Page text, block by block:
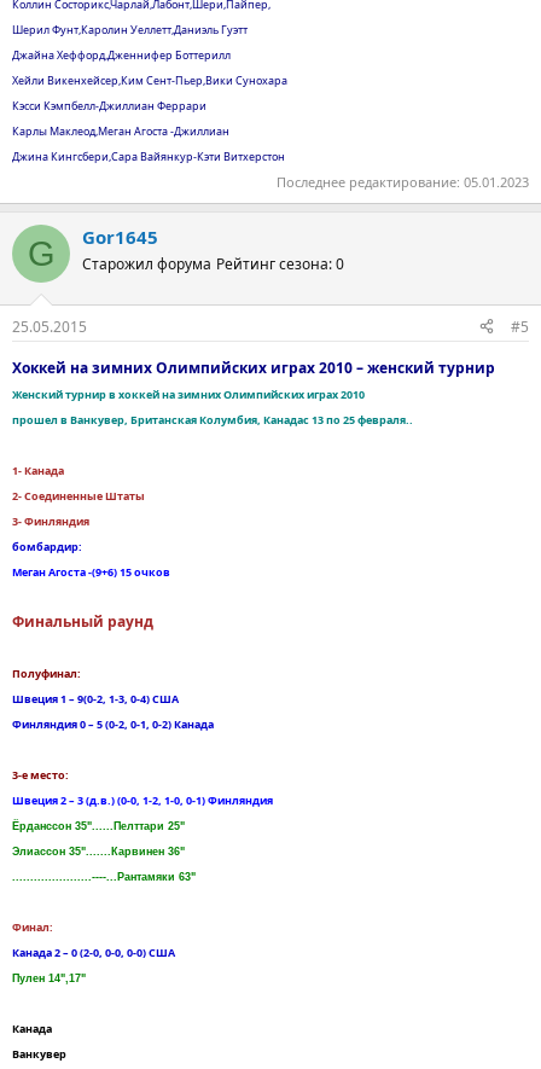
Коллин Состорикс,Чарлай,Лабонт,Шери,Пайпер,
Шерил Фунт,Каролин Уеллетт,Даниэль Гуэтт
Джайна Хеффорд,Дженнифер Боттерилл
Хейли Викенхейсер,Ким Сент-Пьер,Вики Сунохара
Кэсси Кэмпбелл-Джиллиан Феррари
Карлы Маклеод,Меган Агоста -Джиллиан
Джина Кингсбери,Сара Вайянкур-Кэти Витхерстон
Последнее редактирование: 05.01.2023
G Gor1645
Старожил форума Рейтинг сезона: 0
25.05.2015
#5
Хоккей на зимних Олимпийских играх 2010 – женский турнир
Женский турнир в хоккей на зимних Олимпийских играх 2010
прошел в Ванкувер, Британская Колумбия, Канадас 13 по 25 февраля..
1- Канада
2- Соединенные Штаты
3- Финляндия
бомбардир:
Меган Агоста -(9+6) 15 очков
Финальный раунд
Полуфинал:
Швеция 1 – 9(0-2, 1-3, 0-4) США
Финляндия 0 – 5 (0-2, 0-1, 0-2) Канада
3-е место:
Швеция 2 – 3 (д.в.) (0-0, 1-2, 1-0, 0-1) Финляндия
Ёрданссон 35"......Пелттари 25"
Элиассон 35".......Карвинен 36"
......................----...Рантамяки 63"
Финал:
Канада 2 – 0 (2-0, 0-0, 0-0) США
Пулен 14",17"
Канада
Ванкувер